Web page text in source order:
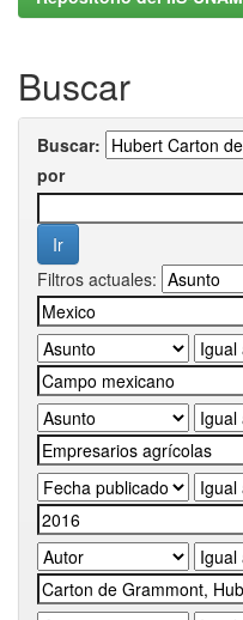
Buscar
Buscar:
por
Filtros actuales: